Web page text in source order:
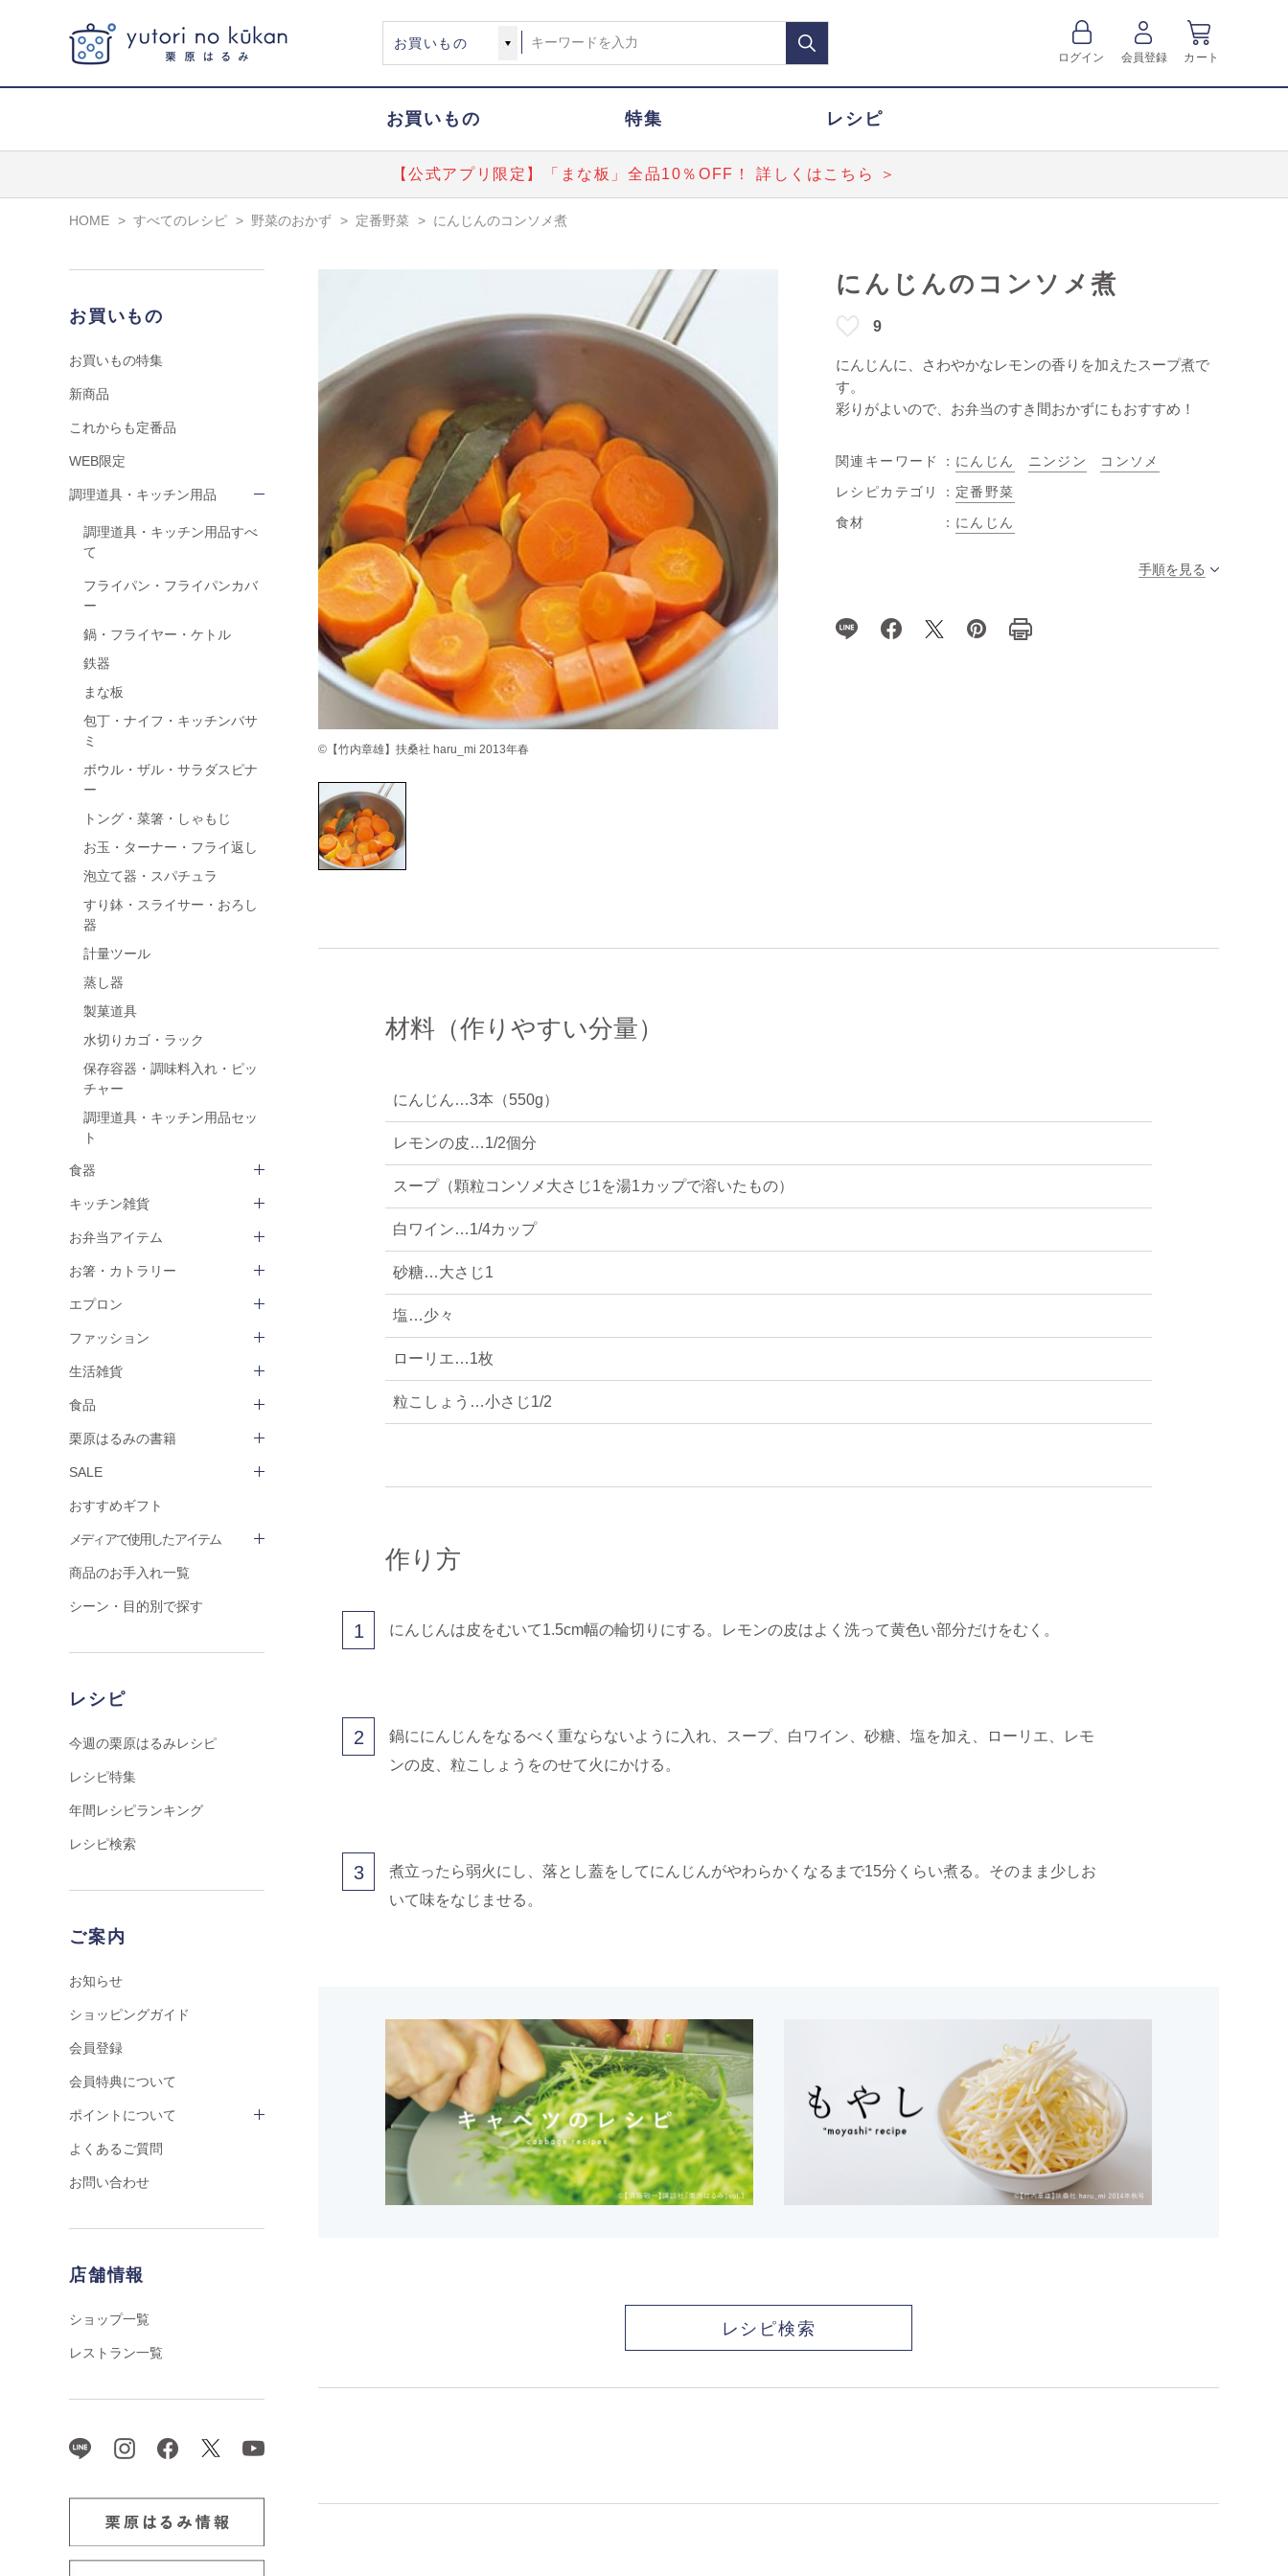
ログイン 会員登録 カート
お買いもの 特集 レシピ
【公式アプリ限定】「まな板」全品10％OFF！ 詳しくはこちら ＞
HOME > すべてのレシピ > 野菜のおかず > 定番野菜 > にんじんのコンソメ煮
お買いもの
お買いもの特集
新商品
これからも定番品
WEB限定
調理道具・キッチン用品
調理道具・キッチン用品すべ
て
フライパン・フライパンカバ
ー
鍋・フライヤー・ケトル
鉄器
まな板
包丁・ナイフ・キッチンバサ
ミ
ボウル・ザル・サラダスピナ
ー
トング・菜箸・しゃもじ
お玉・ターナー・フライ返し
泡立て器・スパチュラ
すり鉢・スライサー・おろし
器
計量ツール
蒸し器
製菓道具
水切りカゴ・ラック
保存容器・調味料入れ・ピッ
チャー
調理道具・キッチン用品セッ
ト
食器
キッチン雑貨
お弁当アイテム
お箸・カトラリー
エプロン
ファッション
生活雑貨
食品
栗原はるみの書籍
SALE
おすすめギフト
メディアで使用したアイテム
商品のお手入れ一覧
シーン・目的別で探す
レシピ
今週の栗原はるみレシピ
レシピ特集
年間レシピランキング
レシピ検索
ご案内
お知らせ
ショッピングガイド
会員登録
会員特典について
ポイントについて
よくあるご質問
お問い合わせ
店舗情報
ショップ一覧
レストラン一覧
©【竹内章雄】扶桑社 haru_mi 2013年春
にんじんのコンソメ煮
9
にんじんに、さわやかなレモンの香りを加えたスープ煮で
す。
彩りがよいので、お弁当のすき間おかずにもおすすめ！
関連キーワード にんじん ニンジン
コンソメ
レシピカテゴリ
定番野菜
食材
にんじん
手順を見る
材料（作りやすい分量）
にんじん…3本（550g）
レモンの皮…1/2個分
スープ（顆粒コンソメ大さじ1を湯1カップで溶いたもの）
白ワイン…1/4カップ
砂糖…大さじ1
塩…少々
ローリエ…1枚
粒こしょう…小さじ1/2
作り方
1 にんじんは皮をむいて1.5cm幅の輪切りにする。レモンの皮はよく洗って黄色い部分だけをむく。
2
鍋ににんじんをなるべく重ならないように入れ、スープ、白ワイン、砂糖、塩を加え、ローリエ、レモ
ンの皮、粒こしょうをのせて火にかける。
3
煮立ったら弱火にし、落とし蓋をしてにんじんがやわらかくなるまで15分くらい煮る。そのまま少しお
いて味をなじませる。
レシピ検索